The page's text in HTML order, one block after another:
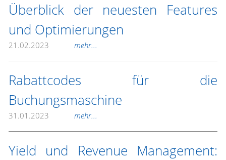
Überblick der neuesten Features
und Optimierungen
21.02.2023 mehr...
Rabattcodes für die
Buchungsmaschine
31.01.2023 mehr...
Yield und Revenue Management: